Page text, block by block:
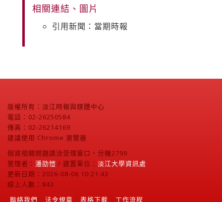
相關連結、圖片
引用新聞：當期時報
版權所有：淡江時報與媒體中心
電話：02-26250584
傳真：02-26214169
建議使用 Chrome 瀏覽器
個資相關問題請洽受理窗口，分機2799
管理者： 潘劭愷 / 建置單位： 淡江大學資訊處
更新日期：2026-08-06 10:21:43
線上人數：843
聯絡我們
法令規章 表格下載 工作流程